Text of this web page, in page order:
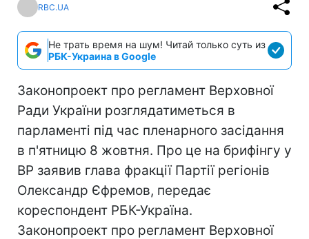
RBC.UA
Не трать время на шум! Читай только суть из
РБК-Украина в Google
Законопроект про регламент Верховної
Ради України розглядатиметься в
парламенті під час пленарного засідання
в п'ятницю 8 жовтня. Про це на брифінгу у
ВР заявив глава фракції Партії регіонів
Олександр Єфремов, передає
кореспондент РБК-Україна.
Законопроект про регламент Верховної